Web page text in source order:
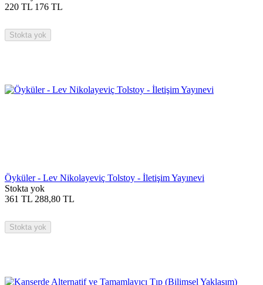
220 TL 176 TL
Stokta yok
Öyküler - Lev Nikolayeviç Tolstoy - İletişim Yayınevi
Stokta yok
361 TL 288,80 TL
Stokta yok